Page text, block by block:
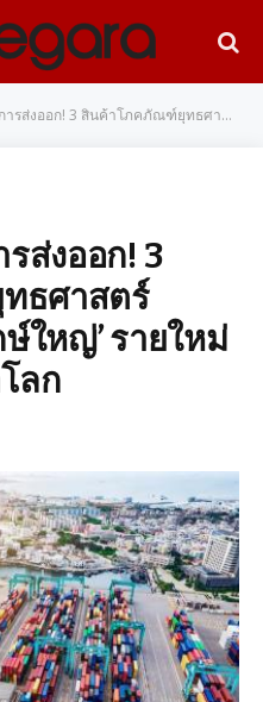
โภคภัณฑ์ยุทธศาสตร์ เตรียมผ่านมือ ‘ยักษ์ใหญ่’ รายใหม่ ก่อนผงาดสู่ตลาดโลก
ส่งออก! 3
ธศาสตร์
ใหญ่’ รายใหม่
ลก